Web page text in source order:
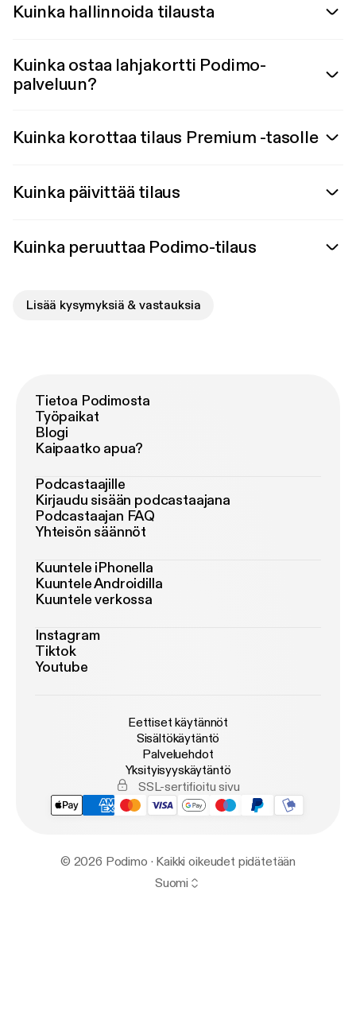
Kuinka hallinnoida tilausta
Kuinka ostaa lahjakortti Podimo-
palveluun?
Kuinka korottaa tilaus Premium -tasolle
Kuinka päivittää tilaus
Kuinka peruuttaa Podimo-tilaus
Lisää kysymyksiä & vastauksia
Tietoa Podimosta
Työpaikat
Blogi
Kaipaatko apua?
Podcastaajille
Kirjaudu sisään podcastaajana
Podcastaajan FAQ
Yhteisön säännöt
Kuuntele iPhonella
Kuuntele Androidilla
Kuuntele verkossa
Instagram
Tiktok
Youtube
Eettiset käytännöt
Sisältökäytäntö
Palveluehdot
Yksityisyyskäytäntö
SSL-sertifioitu sivu
© 2026 Podimo · Kaikki oikeudet pidätetään
Suomi